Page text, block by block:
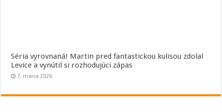
Séria vyrovnaná! Martin pred fantastickou kulisou zdolal
Levice a vynútil si rozhodujúci zápas
7. marca 2026